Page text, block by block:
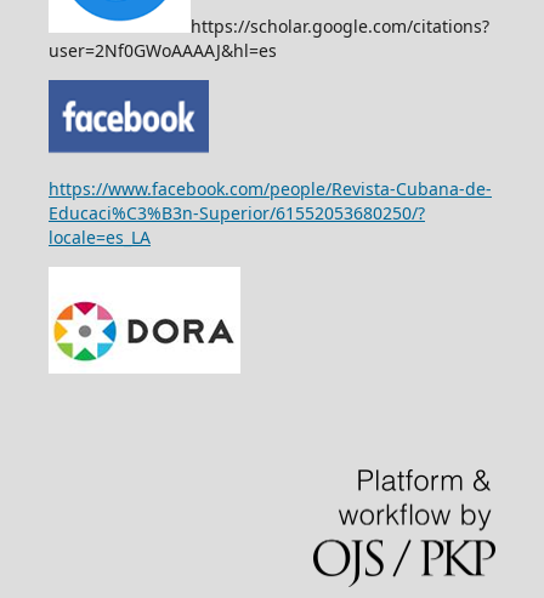
https://scholar.google.com/citations?
user=2Nf0GWoAAAAJ&hl=es
https://www.facebook.com/people/Revista-Cubana-de-
Educaci%C3%B3n-Superior/61552053680250/?
locale=es_LA